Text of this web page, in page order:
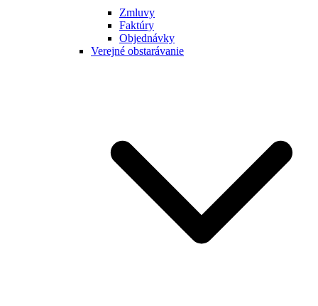
Zmluvy
Faktúry
Objednávky
Verejné obstarávanie